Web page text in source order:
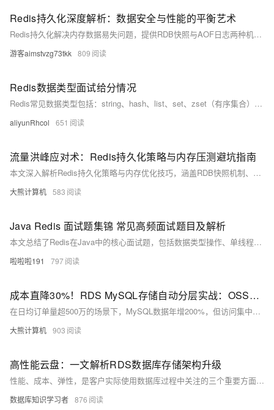
Redis持久化深度解析：数据安全与性能的平衡艺术
Redis持久化解决内存数据易失问题，提供RDB快照与AOF日志两种机制。RDB恢复快、性能高，但可能丢数据；AOF安全性高，最多丢1秒数据，支持多种写回策略，适合不同场景。Redis 4.0+支持混合持久化，兼顾速度与安全。根据业务需求选择合适方案，实现数据可靠与性能平衡。（238字）
游客aimstvzg73tkk 809
Redis数据类型面试给分情况
Redis常见数据类型包括：string、hash、list、set、zset（有序集合）。此外还包含高级结构如bitmap、hyperloglog、geo。不同场景可选用合适类型，如库存用string，对象存hash，列表用list，去重场景用set，排行用zset，签到用bitmap，统计访问量用hyperloglog，地理位置用geo。
aliyunRhcol 651
流量洪峰应对术：Redis持久化策略与内存压测避坑指南
本文深入解析Redis持久化策略与内存优化技巧，涵盖RDB快照机制、AOF重写原理及混合持久化实践。通过实测数据揭示bgsave内存翻倍风险、Hash结构内存节省方案，并提供高并发场景下的主从复制冲突解决策略。结合压测工具链构建与故障恢复演练，总结出生产环境最佳实践清单。
大熊计算机 583
Java Redis 面试题集锦 常见高频面试题目及解析
本文总结了Redis在Java中的核心面试题，包括数据类型操作、单线程高性能原理、键过期策略及分布式锁实现等关键内容。通过Jedis代码示例展示了String、List等数据类型的操作方法，讲解了惰性删除和定期删除相结合的过期策略，并提供了Spring Boot配置Redis过期时间的方案。文章还探讨了缓存穿透、雪崩等问题解决方案，以及基于Redis的分布式锁实现，帮助开发者全面掌握Redis在Java应用中的实践要点。
啦啦啦191 797
成本直降30%！RDS MySQL存储自动分层实战：OSS冷热分离架构设计指南
在日均订单量超500万的场景下，MySQL数据年增200%，但访问集中在近7天（85%）。通过冷热数据分离，将历史数据迁移至OSS，实现存储成本下降48%，年省72万元。结合RDS、OSS与Redis构建分层架构，自动化管理数据生命周期，优化查询性能与资源利用率，支撑PB级数据扩展。
大熊计算机 903
高性能云盘：一文解析RDS数据库存储架构升级
性能、成本、弹性，是客户实际使用数据库过程中关注的三个重要方面。RDS业界率先推出的高性能云盘（原通用云盘），是PaaS层和IaaS层的深度融合的技术最佳实践，通过使用不同的存储介质，为客户提供同时满足低成本、低延迟、高持久性的体验。
数据库知识学习者 876